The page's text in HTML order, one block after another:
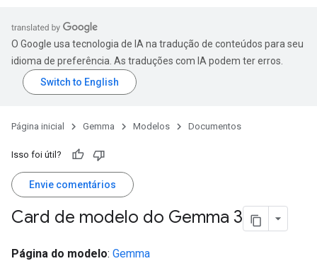
O Google usa tecnologia de IA na tradução de conteúdos para seu
idioma de preferência. As traduções com IA podem ter erros.
Página inicial Gemma Modelos Documentos
Isso foi útil?
Envie comentários
Card de modelo do Gemma 3
Página do modelo: Gemma